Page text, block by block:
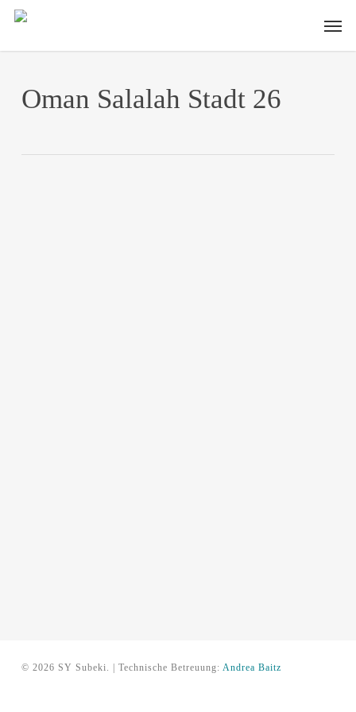
Skip
main
Oman Salalah Stadt 26
© 2026 SY Subeki. | Technische Betreuung: Andrea Baitz